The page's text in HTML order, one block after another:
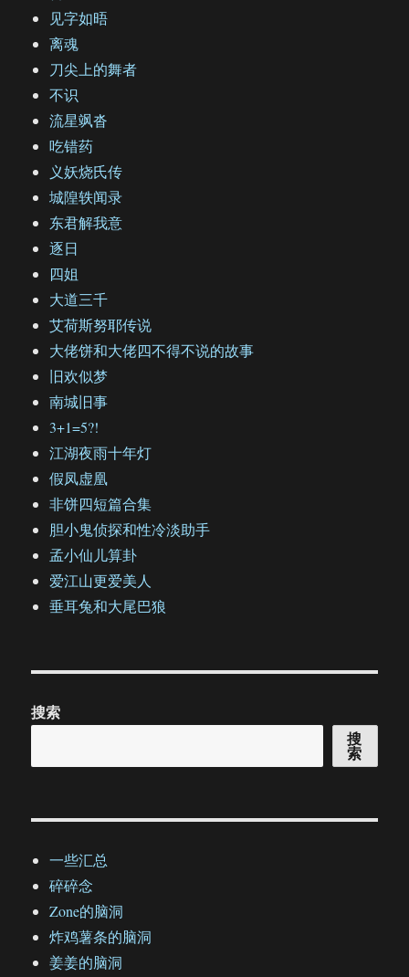
见字如晤
离魂
刀尖上的舞者
不识
流星飒沓
吃错药
义妖烧氏传
城隍轶闻录
东君解我意
逐日
四姐
大道三千
艾荷斯努耶传说
大佬饼和大佬四不得不说的故事
旧欢似梦
南城旧事
3+1=5?!
江湖夜雨十年灯
假凤虚凰
非饼四短篇合集
胆小鬼侦探和性冷淡助手
孟小仙儿算卦
爱江山更爱美人
垂耳兔和大尾巴狼
搜索
搜
索
一些汇总
碎碎念
Zone的脑洞
炸鸡薯条的脑洞
姜姜的脑洞